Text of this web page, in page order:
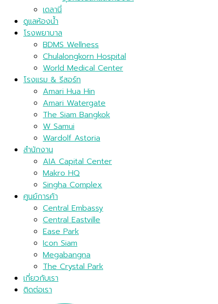
เดลานี่
ดูแลห้องน้ำ
โรงพยาบาล
BDMS Wellness
Chulalongkorn Hospital
World Medical Center
โรงแรม & รีสอร์ท
Amari Hua Hin
Amari Watergate
The Siam Bangkok
W Samui
Wardolf Astoria
สำนักงาน
AIA Capital Center
Makro HQ
Singha Complex
ศูนย์การค้า
Central Embassy
Central Eastville
Ease Park
Icon Siam
Megabangna
The Crystal Park
เกี่ยวกับเรา
ติดต่อเรา